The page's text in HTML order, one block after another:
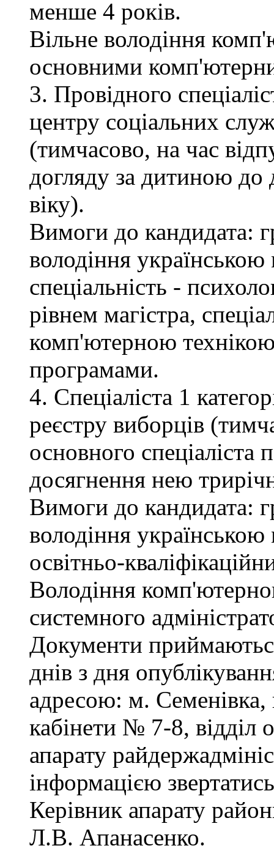
менше 4 років.
Вільне володіння
основними
3. Провідного
центру соціальних
(тимчасово, на час
догляду за дитиною до
віку).
Вимоги до кандидата:
володіння
спеціальність -
рівнем магістра,
комп'ютерною
програмами.
4. Спеціаліста 1
реєстру виборців
основного
досягнення нею
Вимоги до кандидата:
володіння
освітньо-
Володіння
системного
Документи
днів з дня
адресою: м.
кабінети № 7-8, відділ
апарату
інформацією
Керівник апарату
Л.В. Апанасенко.